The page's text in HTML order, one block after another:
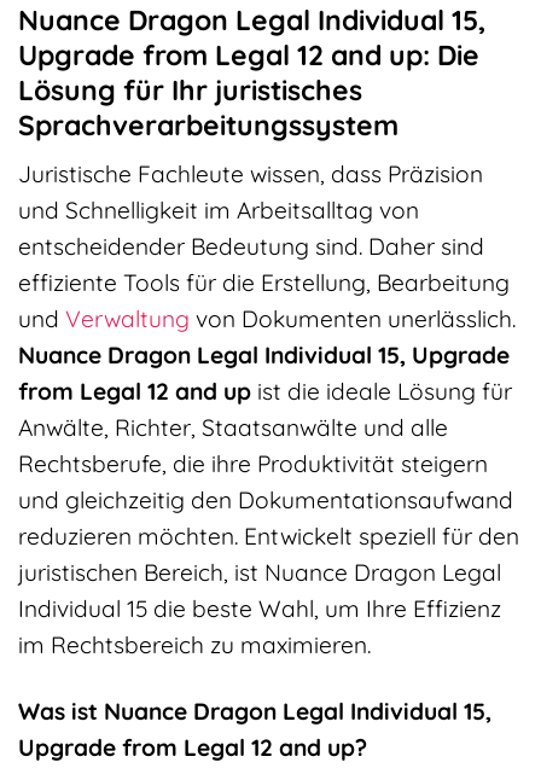
Nuance Dragon Legal Individual 15,
Upgrade from Legal 12 and up: Die
Lösung für Ihr juristisches
Sprachverarbeitungssystem
Juristische Fachleute wissen, dass Präzision
und Schnelligkeit im Arbeitsalltag von
entscheidender Bedeutung sind. Daher sind
effiziente Tools für die Erstellung, Bearbeitung
und Verwaltung von Dokumenten unerlässlich.
Nuance Dragon Legal Individual 15, Upgrade
from Legal 12 and up ist die ideale Lösung für
Anwälte, Richter, Staatsanwälte und alle
Rechtsberufe, die ihre Produktivität steigern
und gleichzeitig den Dokumentationsaufwand
reduzieren möchten. Entwickelt speziell für den
juristischen Bereich, ist Nuance Dragon Legal
Individual 15 die beste Wahl, um Ihre Effizienz
im Rechtsbereich zu maximieren.
Was ist Nuance Dragon Legal Individual 15,
Upgrade from Legal 12 and up?